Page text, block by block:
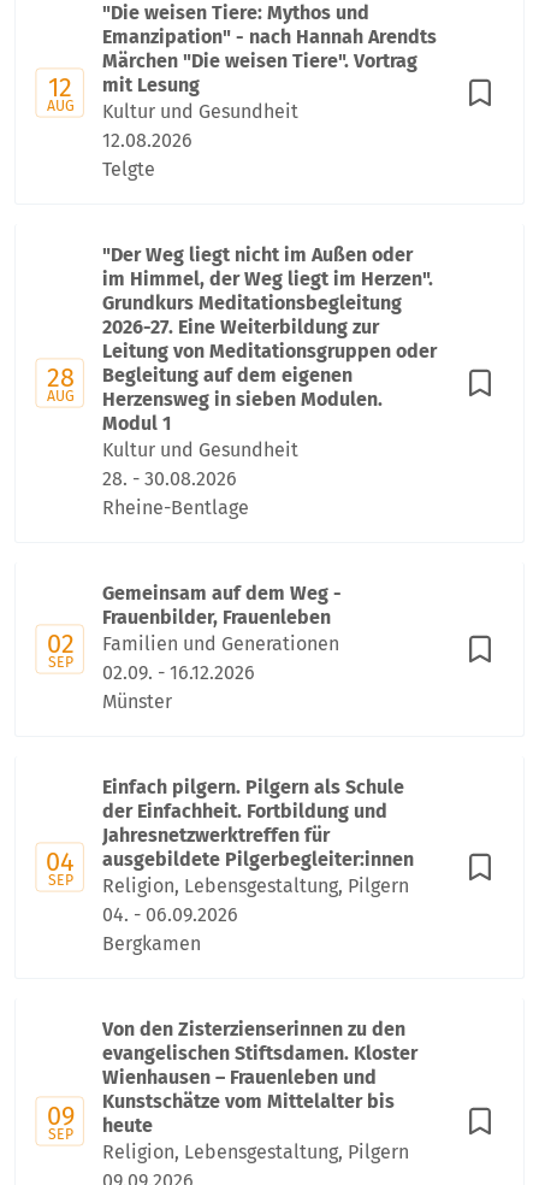
12
AUG
"Die weisen Tiere: Mythos und
Emanzipation" - nach Hannah Arendts
Märchen "Die weisen Tiere". Vortrag
mit Lesung
Kultur und Gesundheit
12.08.2026
Telgte
28
AUG
"Der Weg liegt nicht im Außen oder
im Himmel, der Weg liegt im Herzen".
Grundkurs Meditationsbegleitung
2026-27. Eine Weiterbildung zur
Leitung von Meditationsgruppen oder
Begleitung auf dem eigenen
Herzensweg in sieben Modulen.
Modul 1
Kultur und Gesundheit
28. - 30.08.2026
Rheine-Bentlage
02
SEP
Gemeinsam auf dem Weg -
Frauenbilder, Frauenleben
Familien und Generationen
02.09. - 16.12.2026
Münster
04
SEP
Einfach pilgern. Pilgern als Schule
der Einfachheit. Fortbildung und
Jahresnetzwerktreffen für
ausgebildete Pilgerbegleiter:innen
Religion, Lebensgestaltung, Pilgern
04. - 06.09.2026
Bergkamen
09
SEP
Von den Zisterzienserinnen zu den
evangelischen Stiftsdamen. Kloster
Wienhausen – Frauenleben und
Kunstschätze vom Mittelalter bis
heute
Religion, Lebensgestaltung, Pilgern